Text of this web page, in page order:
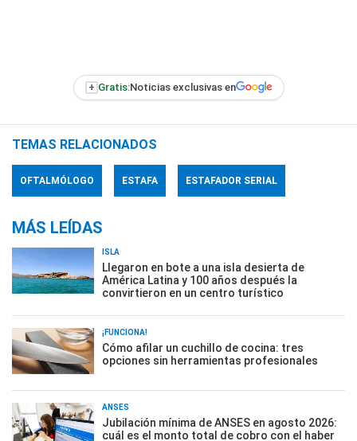
+ Gratis:Noticias exclusivas en
TEMAS RELACIONADOS
OFTALMÓLOGO ESTAFA ESTAFADOR SERIAL
MÁS LEÍDAS
ISLA
Llegaron en bote a una isla desierta de
América Latina y 100 años después la
convirtieron en un centro turístico
¡FUNCIONA!
Cómo afilar un cuchillo de cocina: tres
opciones sin herramientas profesionales
ANSES
Jubilación mínima de ANSES en agosto 2026:
cuál es el monto total de cobro con el haber